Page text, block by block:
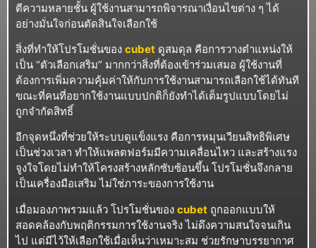
ตีความหลายชั้น ผู้ใช้งานสามารถพิจารณาเงื่อนไขต่าง ๆ ได้
อย่างมั่นใจก่อนตัดสินใจเลือกใช้
สิ่งที่ทำให้โปรโมชั่นของ cubet ดูสมดุล คือการวางตำแหน่งให้
เป็น “ตัวเลือกเสริม” มากกว่าสิ่งที่ต้องเข้าร่วมเสมอ ผู้ใช้งานที่
ต้องการเพิ่มความคุ้มค่าให้กับการใช้งานสามารถเลือกใช้ได้ทันที
ขณะที่คนที่อยากใช้งานแบบปกติก็ยังทำได้เต็มรูปแบบโดยไม่
ถูกจำกัดสิทธิ์
อีกจุดหนึ่งที่ช่วยให้ระบบดูแข็งแรง คือการหมุนเวียนสิทธิพิเศษ
เป็นช่วงเวลา ทำให้แพลตฟอร์มมีความเคลื่อนไหว และสร้างแรง
จูงใจโดยไม่ทำให้โครงสร้างหลักซับซ้อนขึ้น โปรโมชั่นจึงกลาย
เป็นเครื่องมือเสริม ไม่ใช่ภาระของการใช้งาน
เมื่อมองภาพรวมแล้ว โปรโมชั่นของ cubet ถูกออกแบบให้
สอดคล้องกับพฤติกรรมการใช้งานจริง ไม่ดึงความสนใจจนเกิน
ไป แต่มีไว้ให้เลือกใช้เมื่อเห็นว่าเหมาะสม ช่วยรักษาบรรยากาศ